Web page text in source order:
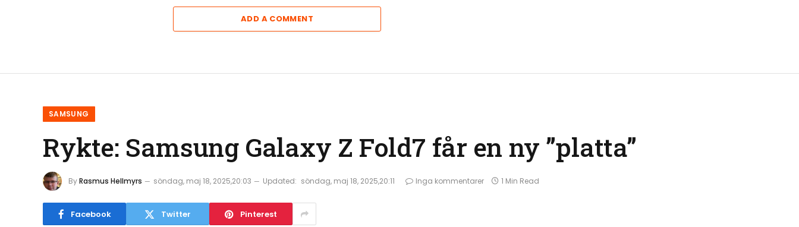
ADD A COMMENT
SAMSUNG
Rykte: Samsung Galaxy Z Fold7 får en ny ”platta”
ByRasmus Hellmyrs söndag, maj 18, 2025,20:03 Updated: söndag, maj 18, 2025,20:11 Inga kommentarer 1 Min Read
Facebook Twitter Pinterest